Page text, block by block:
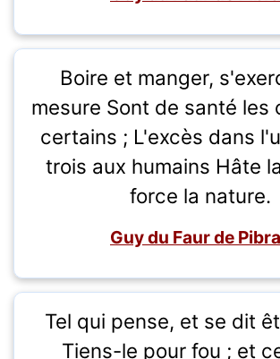
Boire et manger,
mesure Sont de santé les
certains ; L'excès dans
trois aux humains Hâte
force la nature.
Guy du Faur de
Tel qui pense, et se dit
Tiens-le pour fou ; et